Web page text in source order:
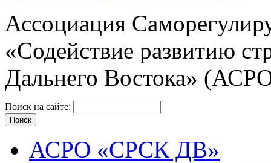
Ассоциация
«Содействие развитию
Дальнего Востока»
Поиск на сайте:
АСРО «СРСК ДВ»